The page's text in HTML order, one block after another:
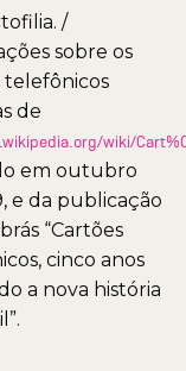
/
sobre os
telefônicos
de
wiki/
em outubro
e da publicação
“Cartões
cinco anos
a nova história